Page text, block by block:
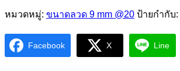
หมวดหมู่: ขนาดลวด 9 mm @20 ป้ายกำกับ:
Facebook X Line